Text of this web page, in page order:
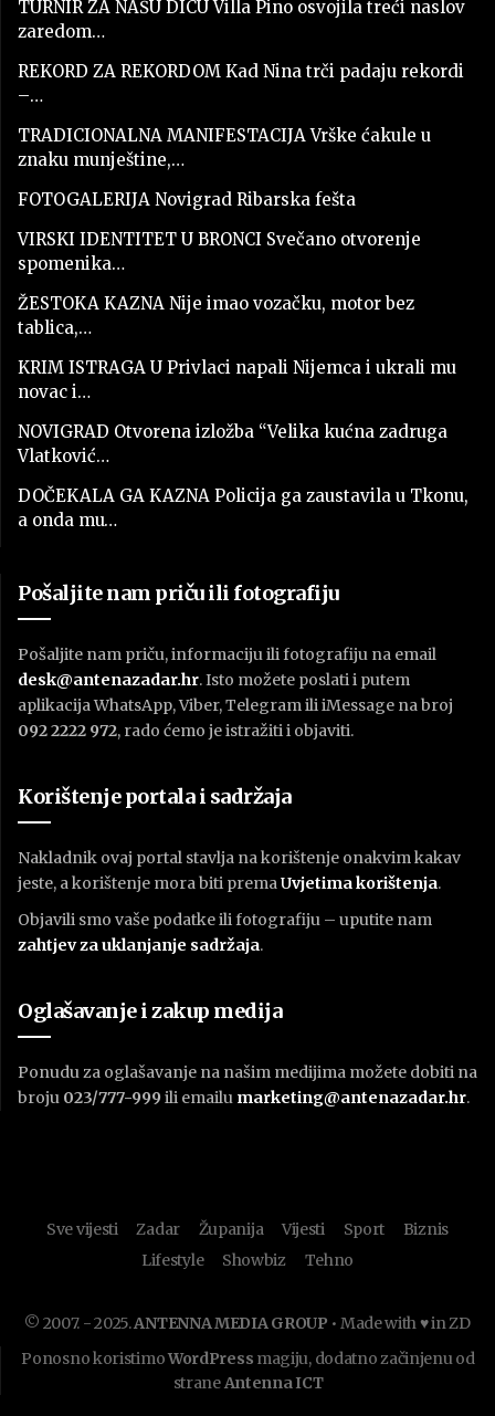
TURNIR ZA NAŠU DICU Villa Pino osvojila treći naslov
zaredom…
REKORD ZA REKORDOM Kad Nina trči padaju rekordi
–…
TRADICIONALNA MANIFESTACIJA Vrške ćakule u
znaku munještine,…
FOTOGALERIJA Novigrad Ribarska fešta
VIRSKI IDENTITET U BRONCI Svečano otvorenje
spomenika…
ŽESTOKA KAZNA Nije imao vozačku, motor bez
tablica,…
KRIM ISTRAGA U Privlaci napali Nijemca i ukrali mu
novac i…
NOVIGRAD Otvorena izložba “Velika kućna zadruga
Vlatković…
DOČEKALA GA KAZNA Policija ga zaustavila u Tkonu,
a onda mu…
Pošaljite nam priču ili fotografiju
Pošaljite nam priču, informaciju ili fotografiju na email
desk@antenazadar.hr. Isto možete poslati i putem
aplikacija WhatsApp, Viber, Telegram ili iMessage na broj
092 2222 972, rado ćemo je istražiti i objaviti.
Korištenje portala i sadržaja
Nakladnik ovaj portal stavlja na korištenje onakvim kakav
jeste, a korištenje mora biti premaUvjetima korištenja.
Objavili smo vaše podatke ili fotografiju – uputite nam
zahtjev za uklanjanje sadržaja.
Oglašavanje i zakup medija
Ponudu za oglašavanje na našim medijima možete dobiti na
broju 023/777-999 ili emailu marketing@antenazadar.hr.
Sve vijesti Zadar Županija Vijesti Sport
Biznis
Lifestyle
Showbiz Tehno
© 2007. - 2025.ANTENNA MEDIA GROUP • Made with ♥ in ZD
Ponosno koristimoWordPress magiju, dodatno začinjenu od
straneAntenna ICT